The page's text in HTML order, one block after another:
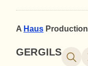
A Haus Production
GERGILS